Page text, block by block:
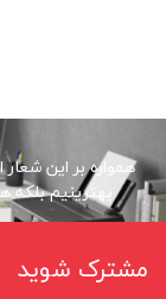
همواره بر این
بهترینیم بلکه
مشترک شوید